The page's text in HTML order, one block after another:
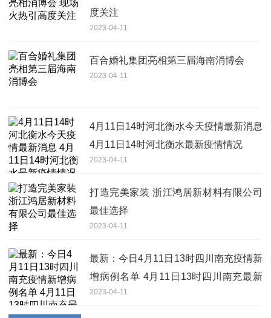
度关注
2023-04-11
百合婚礼集团亮相第三届海南消博会
2023-04-11
4月11日14时河北衡水今天疫情最新消息
4月11日14时河北衡水最新疫情情况
2023-04-11
打造完美家装 浙江鸿居新材料有限公司
最佳选择
2023-04-11
最新：今日4月11日13时四川南充疫情新
增病例名单 4月11日13时四川南充最新
疫情通报
2023-04-11